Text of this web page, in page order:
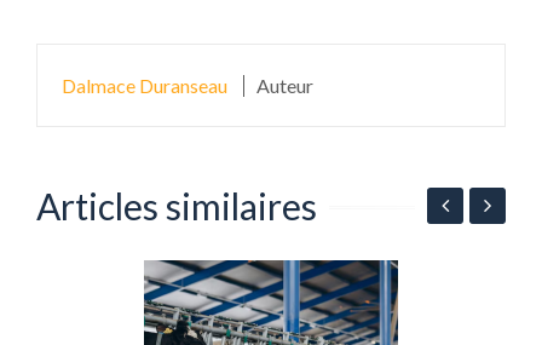
Dalmace Duranseau Auteur
Articles similaires